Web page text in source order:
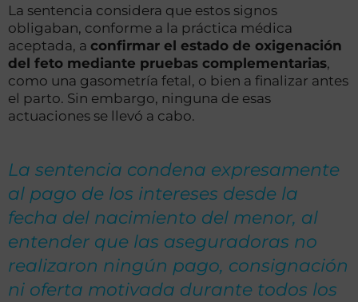
La sentencia considera que estos signos
obligaban, conforme a la práctica médica
aceptada, a confirmar el estado de oxigenación
del feto mediante pruebas complementarias,
como una gasometría fetal, o bien a finalizar antes
el parto. Sin embargo, ninguna de esas
actuaciones se llevó a cabo.
La sentencia condena expresamente
al pago de los intereses desde la
fecha del nacimiento del menor, al
entender que las aseguradoras no
realizaron ningún pago, consignación
ni oferta motivada durante todos los